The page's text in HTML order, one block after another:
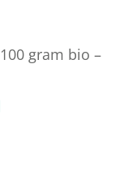
gram bio –